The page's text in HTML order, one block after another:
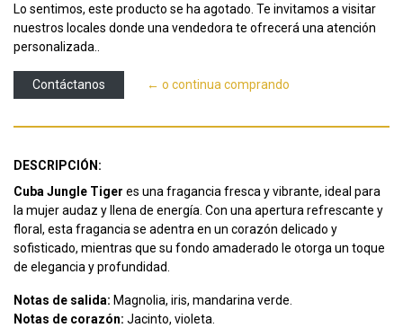
Lo sentimos, este producto se ha agotado. Te invitamos a visitar
nuestros locales donde una vendedora te ofrecerá una atención
personalizada..
Contáctanos ← o continua comprando
DESCRIPCIÓN:
Cuba Jungle Tiger es una fragancia fresca y vibrante, ideal para
la mujer audaz y llena de energía. Con una apertura refrescante y
floral, esta fragancia se adentra en un corazón delicado y
sofisticado, mientras que su fondo amaderado le otorga un toque
de elegancia y profundidad.
Notas de salida: Magnolia, iris, mandarina verde.
Notas de corazón: Jacinto, violeta.